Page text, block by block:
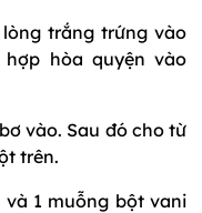
trắng trứng vào
hòa quyện vào
vào. Sau đó cho từ
trên.
1 muỗng bột vani